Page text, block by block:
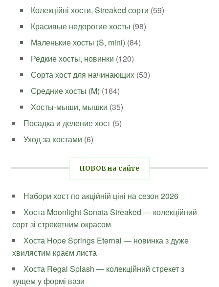
Колекційні хости, Streaked сорти (59)
Красивые недорогие хосты (98)
Маленькие хосты (S, mini) (84)
Редкие хосты, новинки (120)
Сорта хост для начинающих (53)
Средние хосты (M) (164)
Хосты-мыши, мышки (35)
Посадка и деление хост (5)
Уход за хостами (6)
НОВОЕ на сайте
Набори хост по акційній ціні на сезон 2026
Хоста Moonlight Sonata Streaked — колекційний
сорт зі стрекетним окрасом
Хоста Hope Springs Eternal — новинка з дуже
хвилястим краєм листа
Хоста Regal Splash — колекційний стрекет з
кущем у формі вази